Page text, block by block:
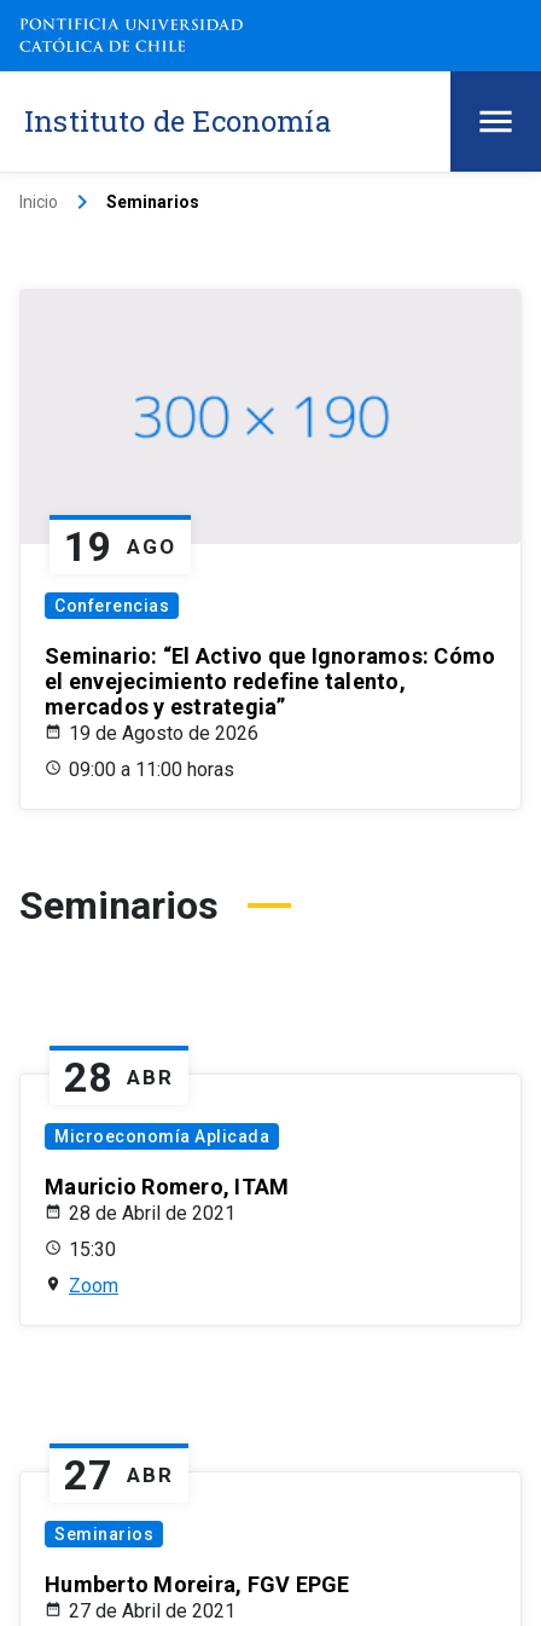
Instituto de Economía
Inicio keyboard_arrow_right Seminarios
19 AGO
Conferencias
Seminario: “El Activo que Ignoramos: Cómo
el envejecimiento redefine talento,
mercados y estrategia”
19 de Agosto de 2026
09:00 a 11:00 horas
Seminarios
28 ABR
Microeconomía Aplicada
Mauricio Romero, ITAM
28 de Abril de 2021
15:30
Zoom
27 ABR
Seminarios
Humberto Moreira, FGV EPGE
27 de Abril de 2021